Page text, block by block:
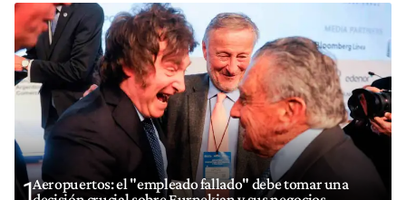
1Aeropuertos: el "empleado fallado" debe tomar una